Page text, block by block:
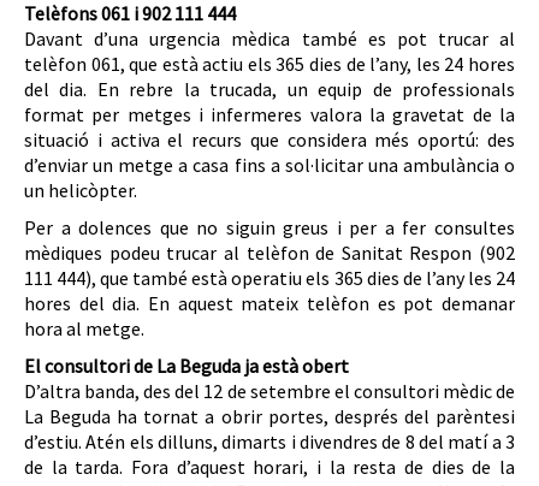
Telèfons 061 i 902 111 444
Davant d’una urgencia mèdica també es pot trucar al
telèfon 061, que està actiu els 365 dies de l’any, les 24 hores
del dia. En rebre la trucada, un equip de professionals
format per metges i infermeres valora la gravetat de la
situació i activa el recurs que considera més oportú: des
d’enviar un metge a casa fins a sol·licitar una ambulància o
un helicòpter.
Per a dolences que no siguin greus i per a fer consultes
mèdiques podeu trucar al telèfon de Sanitat Respon (902
111 444), que també està operatiu els 365 dies de l’any les 24
hores del dia. En aquest mateix telèfon es pot demanar
hora al metge.
El consultori de La Beguda ja està obert
D’altra banda, des del 12 de setembre el consultori mèdic de
La Beguda ha tornat a obrir portes, després del parèntesi
d’estiu. Atén els dilluns, dimarts i divendres de 8 del matí a 3
de la tarda. Fora d’aquest horari, i la resta de dies de la